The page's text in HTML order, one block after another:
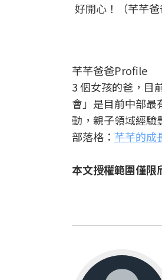
好開心！（芊芊爸
芊芊爸爸Profile
3 個女孩的爸，目
會」是目前中部最
動，親子領域經驗
部落格： 芊芊的成
本文授權範圍僅限